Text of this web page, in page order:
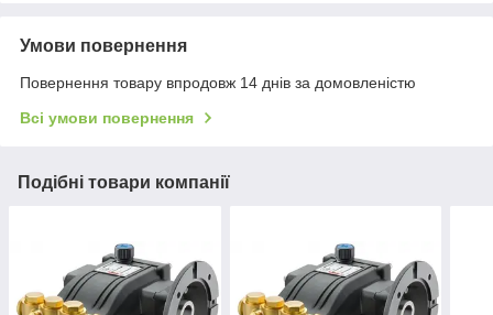
Умови повернення
Повернення товару впродовж 14 днів за домовленістю
Всі умови повернення
Подібні товари компанії